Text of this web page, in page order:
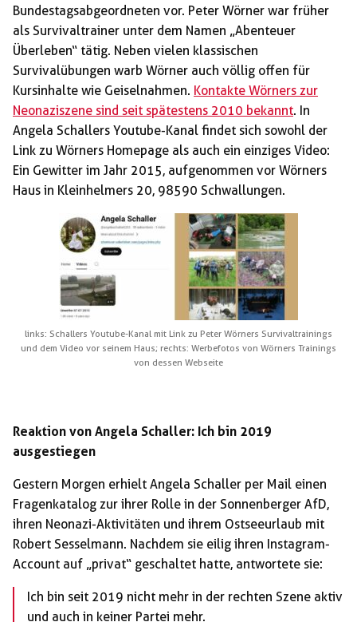
Bundestagsabgeordneten vor. Peter Wörner war früher
als Survivaltrainer unter dem Namen „Abenteuer
Überleben“ tätig. Neben vielen klassischen
Survivalübungen warb Wörner auch völlig offen für
Kursinhalte wie Geiselnahmen. Kontakte Wörners zur
Neonaziszene sind seit spätestens 2010 bekannt. In
Angela Schallers Youtube-Kanal findet sich sowohl der
Link zu Wörners Homepage als auch ein einziges Video:
Ein Gewitter im Jahr 2015, aufgenommen vor Wörners
Haus in Kleinhelmers 20, 98590 Schwallungen.
links: Schallers Youtube-Kanal mit Link zu Peter Wörners Survivaltrainings
und dem Video vor seinem Haus; rechts: Werbefotos von Wörners Trainings
von dessen Webseite
Reaktion von Angela Schaller: Ich bin 2019
ausgestiegen
Gestern Morgen erhielt Angela Schaller per Mail einen
Fragenkatalog zur ihrer Rolle in der Sonnenberger AfD,
ihren Neonazi-Aktivitäten und ihrem Ostseeurlaub mit
Robert Sesselmann. Nachdem sie eilig ihren Instagram-
Account auf „privat“ geschaltet hatte, antwortete sie:
Ich bin seit 2019 nicht mehr in der rechten Szene aktiv
und auch in keiner Partei mehr.